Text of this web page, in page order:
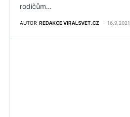
rodičům…
AUTOR REDAKCE VIRALSVET.CZ 16.9.2021